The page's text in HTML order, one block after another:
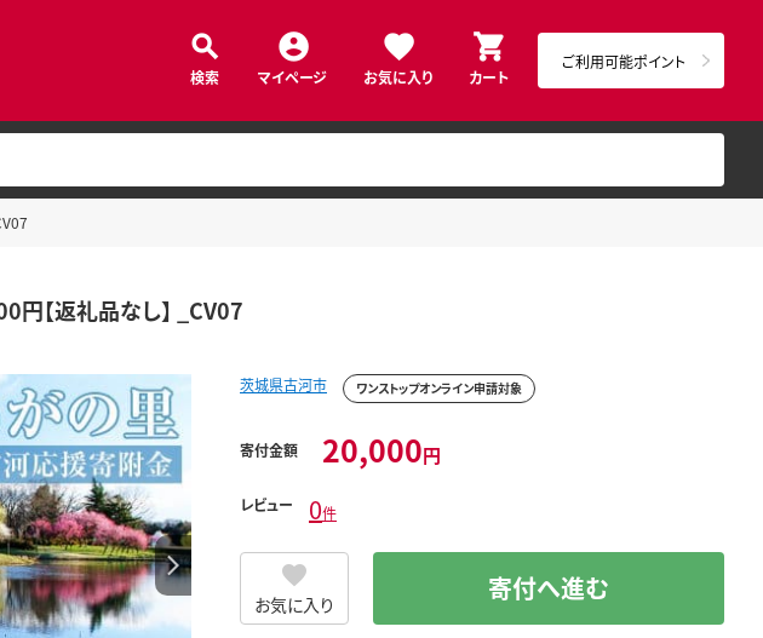
検索 マイページ お気に入り カート
ご利用可能ポイント
【返礼品なし】 _CV07
茨城県古河市 ワンストップオンライン申請対象
寄付金額 20,000円
レビュー 0件
お気に入り 寄付へ進む